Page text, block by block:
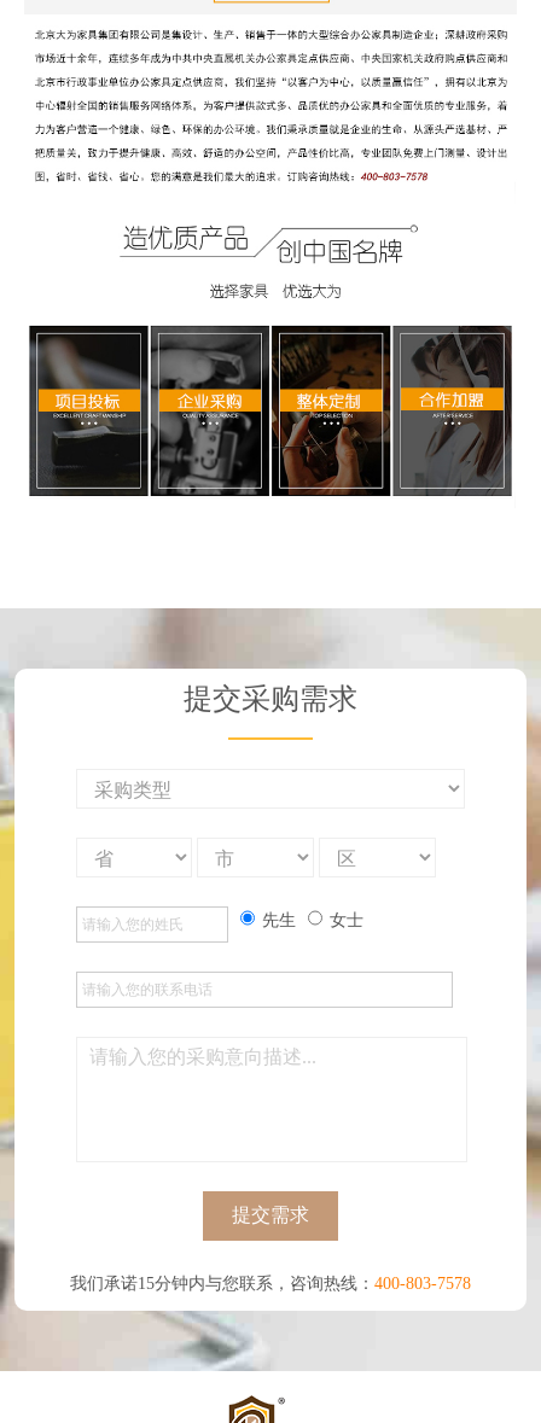
提交采购需求
先生 女士
提交需求
我们承诺15分钟内与您联系，咨询热线： 400-803-7578